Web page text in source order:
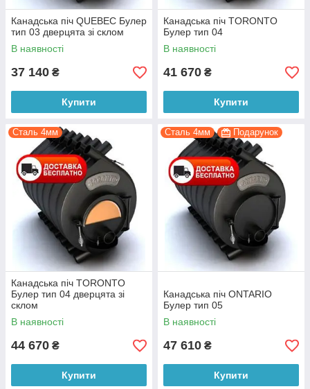
Канадська піч QUEBEC Булер
тип 03 дверцята зі склом
В наявності
37 140 ₴
Купити
Канадська піч TORONTO
Булер тип 04
В наявності
41 670 ₴
Купити
Сталь 4мм
Канадська піч TORONTO
Булер тип 04 дверцята зі
склом
В наявності
44 670 ₴
Купити
Сталь 4мм Подарунок
Канадська піч ONTARIO
Булер тип 05
В наявності
47 610 ₴
Купити